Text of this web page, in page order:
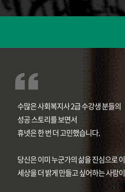
수많은 사회복지사 2급 수강생 분들의
성공 스토리를 보면서
휴넷은 한 번 더 고민했습니다.
당신은 이미 누군가의 삶을 진심으로
세상을 더 밝게 만들고 싶어하는 사람